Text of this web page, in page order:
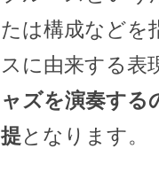
たは構成などを
スに由来する表
ャズを演奏する
提 となります。